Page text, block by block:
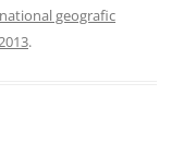
national geografic
.